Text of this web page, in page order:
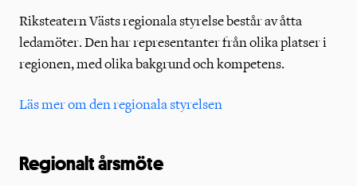
Riksteatern Västs regionala styrelse består av åtta
ledamöter. Den har representanter från olika platser i
regionen, med olika bakgrund och kompetens.
Läs mer om den regionala styrelsen
Regionalt årsmöte